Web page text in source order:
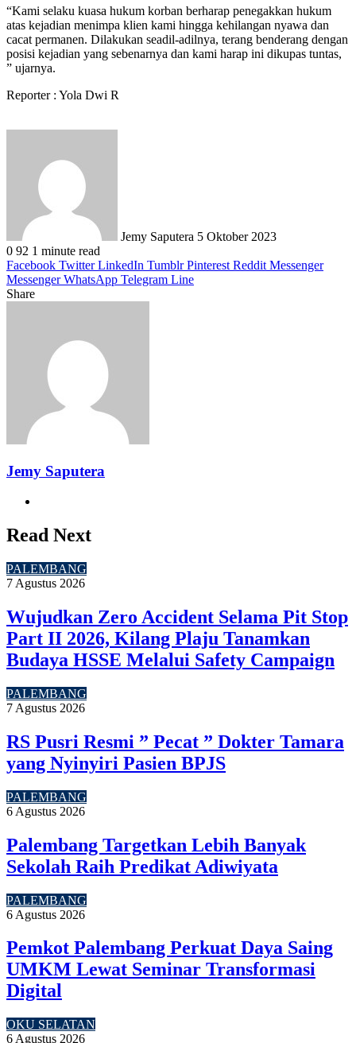
“Kami selaku kuasa hukum korban berharap penegakkan hukum
atas kejadian menimpa klien kami hingga kehilangan nyawa dan
cacat permanen. Dilakukan seadil-adilnya, terang benderang dengan
posisi kejadian yang sebenarnya dan kami harap ini dikupas tuntas,
” ujarnya.
Reporter : Yola Dwi R
Jemy Saputera 5 Oktober 2023
0 92 1 minute read
Facebook Twitter LinkedIn Tumblr Pinterest Reddit Messenger
Messenger WhatsApp Telegram Line
Share
Jemy Saputera
Read Next
PALEMBANG
7 Agustus 2026
Wujudkan Zero Accident Selama Pit Stop
Part II 2026, Kilang Plaju Tanamkan
Budaya HSSE Melalui Safety Campaign
PALEMBANG
7 Agustus 2026
RS Pusri Resmi ” Pecat ” Dokter Tamara
yang Nyinyiri Pasien BPJS
PALEMBANG
6 Agustus 2026
Palembang Targetkan Lebih Banyak
Sekolah Raih Predikat Adiwiyata
PALEMBANG
6 Agustus 2026
Pemkot Palembang Perkuat Daya Saing
UMKM Lewat Seminar Transformasi
Digital
OKU SELATAN
6 Agustus 2026